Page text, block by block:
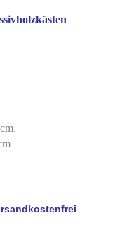
00